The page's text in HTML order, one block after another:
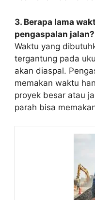
3. Berapa lama
pengaspalan jalan?
Waktu yang
tergantung pada
akan diaspal.
memakan waktu
proyek besar atau
parah bisa